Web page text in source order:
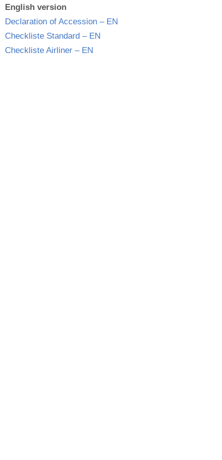
English version
Declaration of Accession – EN
Checkliste Standard – EN
Checkliste Airliner – EN